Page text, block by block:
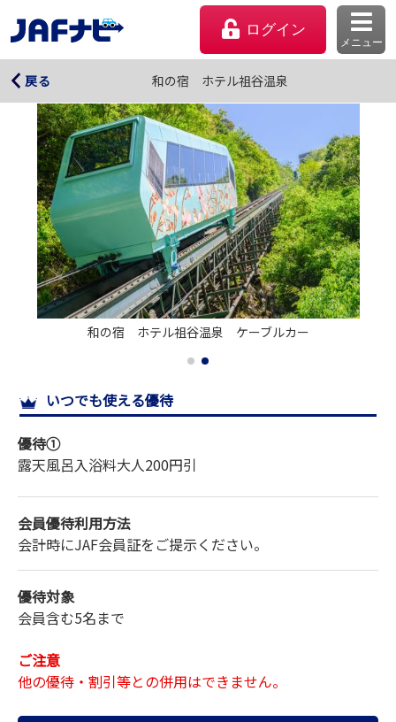
ログイン
メニュー
マイページ
会員優待のご利用方法
サイトマップ
戻る 和の宿 ホテル祖谷温泉
和の宿 ホテル祖谷温泉
和の宿　ホテル祖谷温泉　ケーブルカー
いつでも使える優待
優待①
露天風呂入浴料大人200円引
会員優待利用方法
会計時にJAF会員証をご提示ください。
優待対象
会員含む5名まで
ご注意
他の優待・割引等との併用はできません。